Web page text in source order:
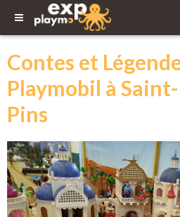
Contes et
Playmobil à
Pins